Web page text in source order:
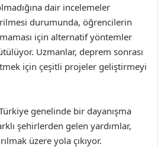
dair incelemeler
durumunda, öğrencilerin
için alternatif yöntemler
Uzmanlar, deprem sonrası
için çeşitli projeler geliştirmeyi
genelinde bir dayanışma
şehirlerden gelen yardımlar,
üzere yola çıkıyor.